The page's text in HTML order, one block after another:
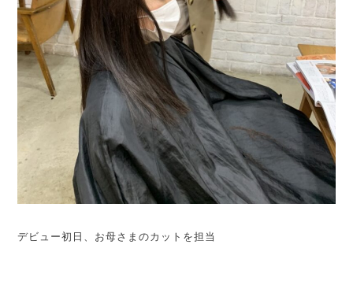
デビュー初日、お母さまのカットを担当